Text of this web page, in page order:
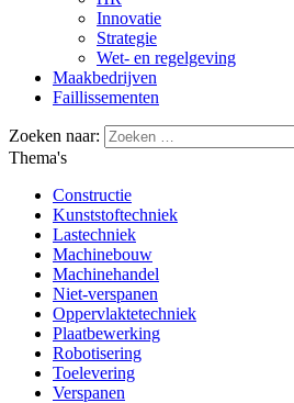
Innovatie
Strategie
Wet- en regelgeving
Maakbedrijven
Faillissementen
Zoeken naar:
Thema's
Constructie
Kunststoftechniek
Lastechniek
Machinebouw
Machinehandel
Niet-verspanen
Oppervlaktetechniek
Plaatbewerking
Robotisering
Toelevering
Verspanen